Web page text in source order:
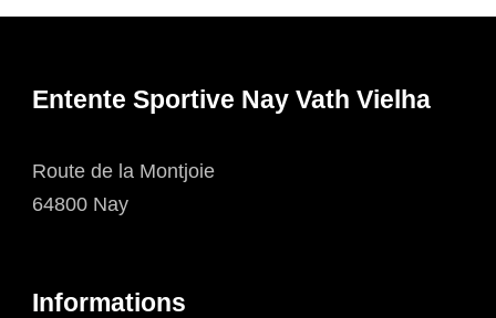
Entente Sportive Nay Vath Vielha
Route de la Montjoie
64800 Nay
Informations